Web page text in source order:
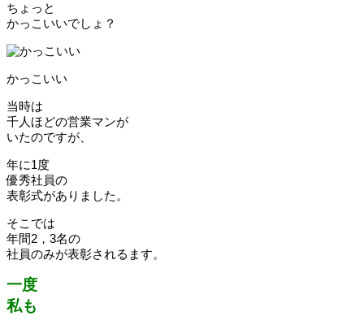
ちょっと
かっこいいでしょ？
かっこいい
当時は
千人ほどの営業マンが
いたのですが、
年に1度
優秀社員の
表彰式がありました。
そこでは
年間2，3名の
社員のみが表彰されるます。
一度
私も